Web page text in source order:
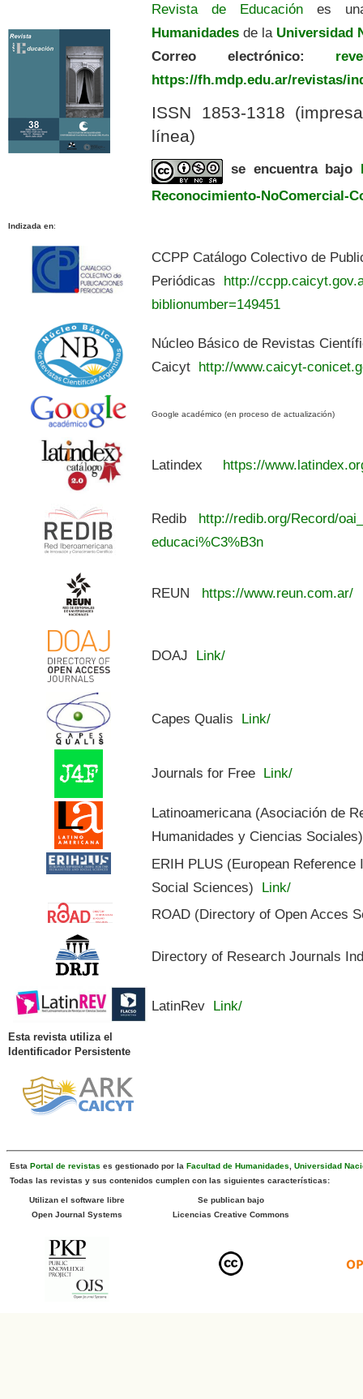
Revista de Educación es
Humanidades de la Universidad
Correo electrónico:
https://fh.mdp.edu.ar/revistas/
ISSN 1853-1318
línea)
se encuentra bajo
Reconocimiento-NoComercial-
Indizada en:
CCPP Catálogo Colectivo de
Periódicas http://
biblionumber=149451
Núcleo Básico de Revistas
Caicyt http://www.caicyt-
Google académico (en proceso de actualización)
Latindex https://
Redib
http://redib.org/Record/
educaci%C3%B3n
REUN https://www.reun.com.ar/
DOAJ Link/
Capes Qualis Link/
Journals for Free Link/
Latinoamericana (Asociación de
Humanidades y Ciencias Sociales)
ERIH PLUS (European
Social Sciences) Link/
ROAD (Directory of Open Acces
Directory of Research Journals
LatinRev Link/
Esta revista utiliza el
Identificador Persistente
Esta Portal de revistas es gestionado por la Facultad de Humanidades
Universidad
Todas las revistas y sus contenidos cumplen con las siguientes características:
Utilizan el software libre
Open Journal Systems
Se publican bajo
Licencias Creative Commons